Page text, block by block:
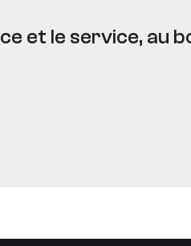
et le service, au